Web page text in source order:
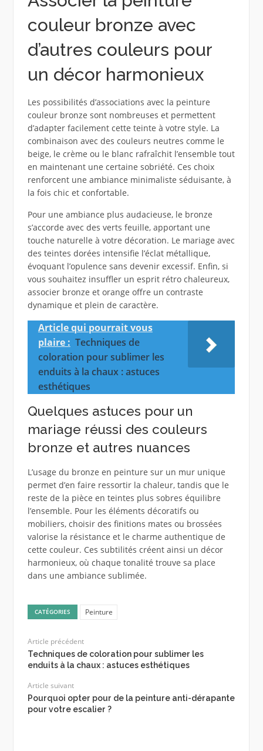
couleur bronze avec
d’autres couleurs pour
un décor harmonieux
Les possibilités d’associations avec la peinture
couleur bronze sont nombreuses et permettent
d’adapter facilement cette teinte à votre style. La
combinaison avec des couleurs neutres comme le
beige, le crème ou le blanc rafraîchit l’ensemble tout
en maintenant une certaine sobriété. Ces choix
renforcent une ambiance minimaliste séduisante, à
la fois chic et confortable.
Pour une ambiance plus audacieuse, le bronze
s’accorde avec des verts feuille, apportant une
touche naturelle à votre décoration. Le mariage avec
des teintes dorées intensifie l’éclat métallique,
évoquant l’opulence sans devenir excessif. Enfin, si
vous souhaitez insuffler un esprit rétro chaleureux,
associer bronze et orange offre un contraste
dynamique et plein de caractère.
Article qui pourrait vous
plaire : Techniques de
coloration pour sublimer les
enduits à la chaux : astuces
esthétiques
Quelques astuces pour un
mariage réussi des couleurs
bronze et autres nuances
L’usage du bronze en peinture sur un mur unique
permet d’en faire ressortir la chaleur, tandis que le
reste de la pièce en teintes plus sobres équilibre
l’ensemble. Pour les éléments décoratifs ou
mobiliers, choisir des finitions mates ou brossées
valorise la résistance et le charme authentique de
cette couleur. Ces subtilités créent ainsi un décor
harmonieux, où chaque tonalité trouve sa place
dans une ambiance sublimée.
CATÉGORIES Peinture
Article précédent
Techniques de coloration pour sublimer les
enduits à la chaux : astuces esthétiques
Article suivant
Pourquoi opter pour de la peinture anti-dérapante
pour votre escalier ?